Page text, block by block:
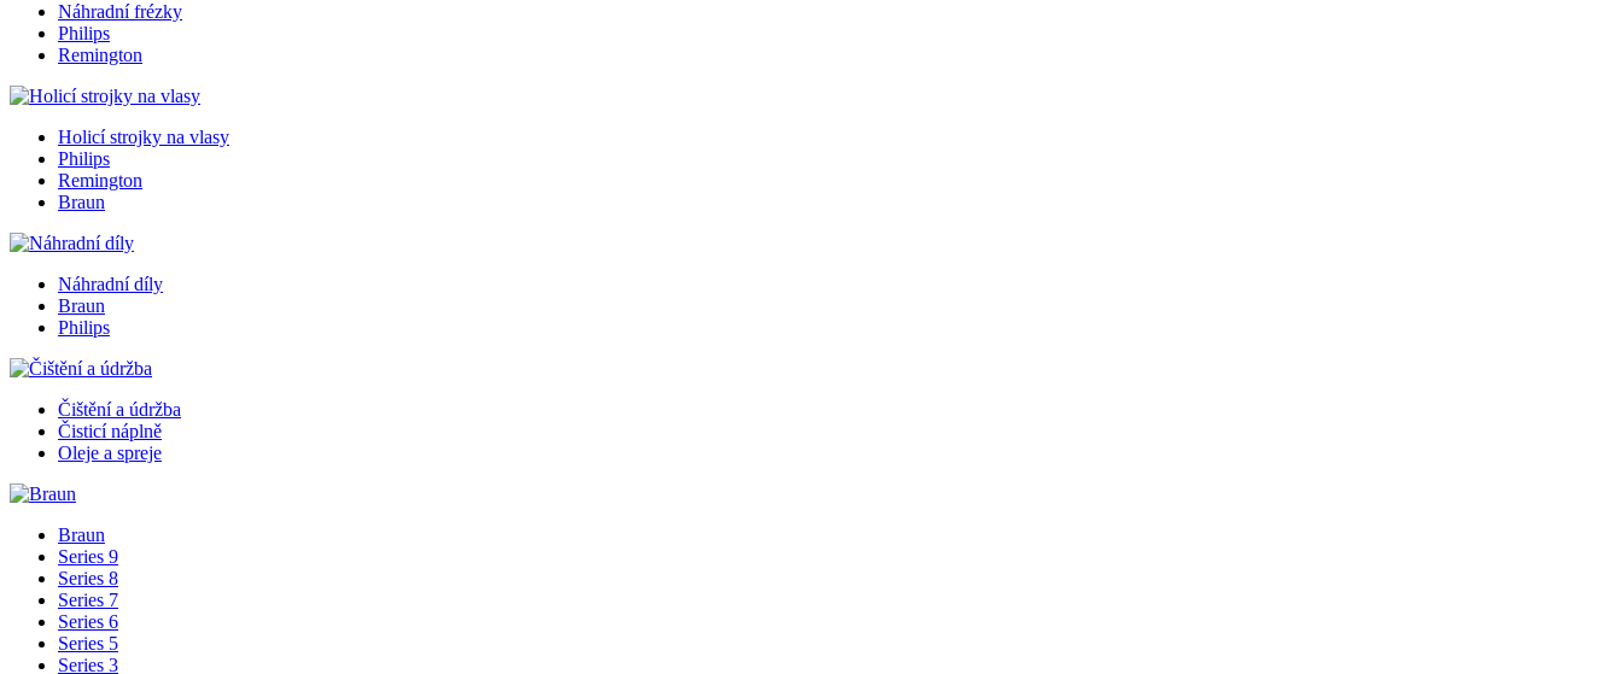
Náhradní frézky
Philips
Remington
Holicí strojky na vlasy
Philips
Remington
Braun
Náhradní díly
Braun
Philips
Čištění a údržba
Čisticí náplně
Oleje a spreje
Braun
Series 9
Series 8
Series 7
Series 6
Series 5
Series 3